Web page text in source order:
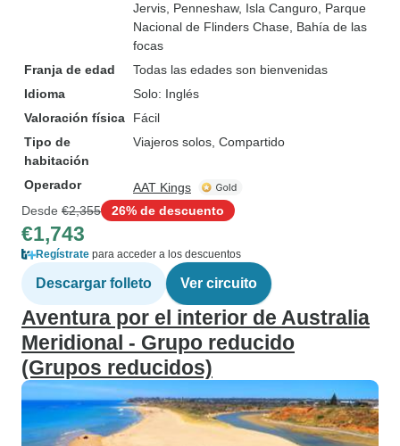
Jervis , Penneshaw, Isla Canguro , Parque
Nacional de Flinders Chase , Bahía de las
focas
Franja de edad
Todas las edades son bienvenidas
Idioma
Solo: Inglés
Valoración física
Fácil
Tipo de
habitación
Viajeros solos, Compartido
Operador
AAT Kings
Desde €2,355 26% de descuento
€1,743
Regístrate para acceder a los descuentos
Descargar folleto Ver circuito
Aventura por el interior de Australia
Meridional - Grupo reducido
(Grupos reducidos)